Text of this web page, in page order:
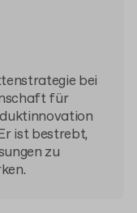
bei
für
ist bestrebt,
zu